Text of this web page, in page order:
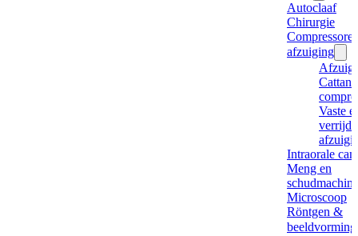
Autoclaaf
Chirurgie
afzuiging
Cattani
Vaste
Intraorale
Meng en
Microscoop
Röntgen &
beeldvorming